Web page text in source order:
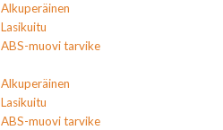
Alkuperäinen
Lasikuitu
ABS-muovi tarvike
Alkuperäinen
Lasikuitu
ABS-muovi tarvike